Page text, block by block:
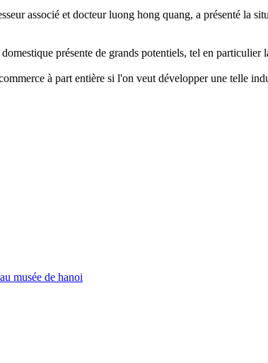
associé et docteur luong hong quang, a présenté la
présente de grands potentiels, tel en particulier
à part entière si l'on veut développer une telle
musée de hanoi